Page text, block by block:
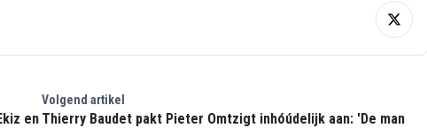
en
Volgend artikel
Thierry Baudet pakt Pieter Omtzigt inhóúdelijk aan: 'De man